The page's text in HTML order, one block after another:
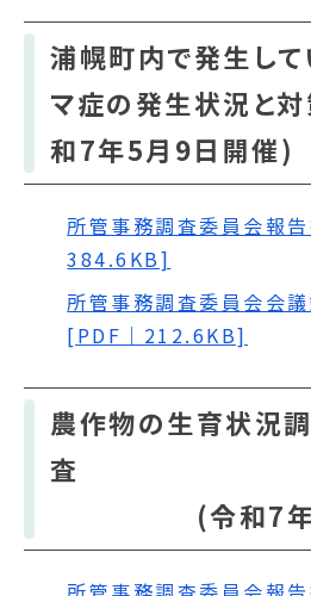
浦幌町内で発生し
マ症の発生状況と
和7年5月9日開催)
所管事務調査委員会報
384.6KB]
所管事務調査委員会会
[PDF｜212.6KB]
農作物の生育状況調
(令和7年9